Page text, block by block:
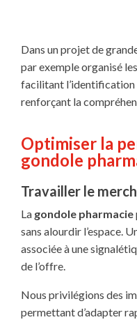
Dans un projet de
par exemple organisé
facilitant l’identification
renforçant la
Optimiser la
gondole
Travailler le
La gondole pharmacie
sans alourdir l’espace.
associée à une
de l’offre.
Nous privilégions des
permettant d’adapter